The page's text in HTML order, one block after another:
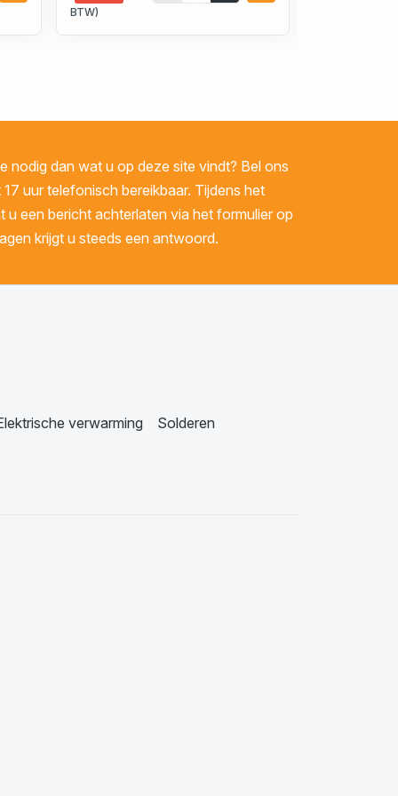
BTW)
nodig dan wat u op deze site vindt? Bel ons
uur telefonisch bereikbaar. Tijdens het
een bericht achterlaten via het formulier op
krijgt u steeds een antwoord.
verwarming Solderen